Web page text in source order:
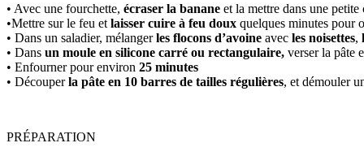
• Avec une fourchette, écraser la banane et la mettre dans une petite
•Mettre sur le feu et laisser cuire à feu doux quelques minutes pour
• Dans un saladier, mélangerles flocons d’avoine avec les noisettes,
• Dans un moule en silicone carré ou rectangulaire, verser la pâte
• Enfourner pour environ 25 minutes
• Découperla pâte en 10 barres de tailles régulières, et démouler
PRÉPARATION